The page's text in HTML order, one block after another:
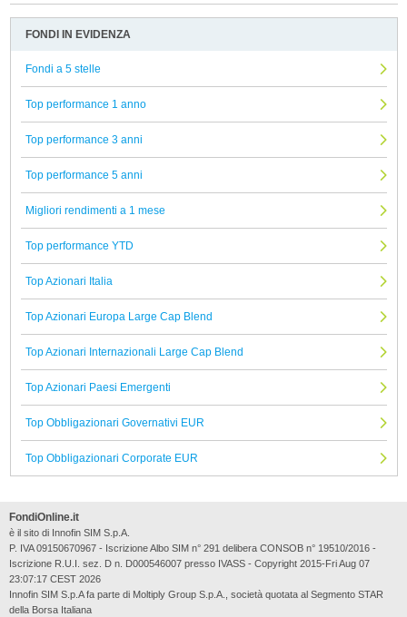
FONDI IN EVIDENZA
Fondi a 5 stelle
Top performance 1 anno
Top performance 3 anni
Top performance 5 anni
Migliori rendimenti a 1 mese
Top performance YTD
Top Azionari Italia
Top Azionari Europa Large Cap Blend
Top Azionari Internazionali Large Cap Blend
Top Azionari Paesi Emergenti
Top Obbligazionari Governativi EUR
Top Obbligazionari Corporate EUR
FondiOnline.it
è il sito di Innofin SIM S.p.A.
P. IVA 09150670967 - Iscrizione Albo SIM n° 291 delibera CONSOB n° 19510/2016 -
Iscrizione R.U.I. sez. D n. D000546007 presso IVASS - Copyright 2015-Fri Aug 07
23:07:17 CEST 2026
Innofin SIM S.p.A fa parte di Moltiply Group S.p.A., società quotata al Segmento STAR
della Borsa Italiana